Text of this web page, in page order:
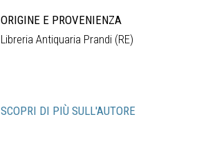
ORIGINE E PROVENIENZA
Libreria Antiquaria Prandi (RE)
SCOPRI DI PIÙ SULL'AUTORE